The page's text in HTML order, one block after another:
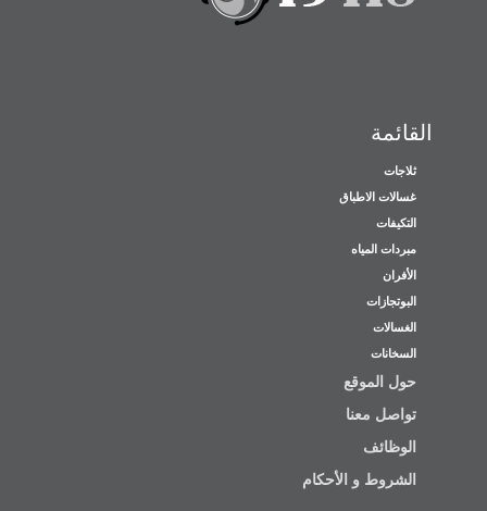
القائمة
ثلاجات
غسالات الاطباق
التكيفات
مبردات المياه
الأفران
البوتجازات
الغسالات
السخانات
حول الموقع
تواصل معنا
الوظائف
الشروط و الأحكام